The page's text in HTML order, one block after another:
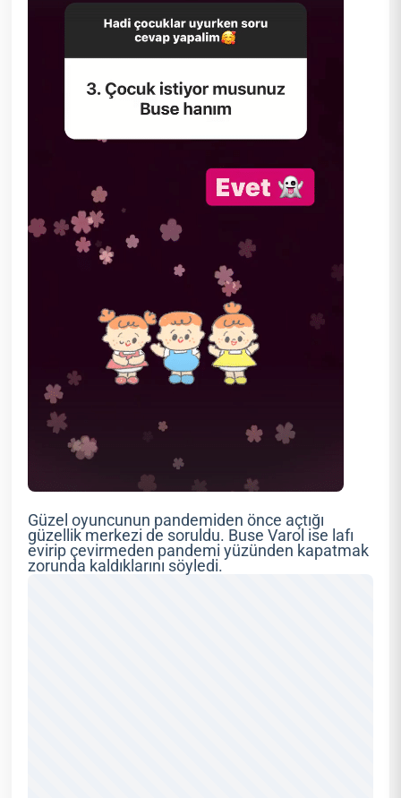
Güzel oyuncunun pandemiden önce açtığı
güzellik merkezi de soruldu. Buse Varol ise lafı
evirip çevirmeden pandemi yüzünden kapatmak
zorunda kaldıklarını söyledi.